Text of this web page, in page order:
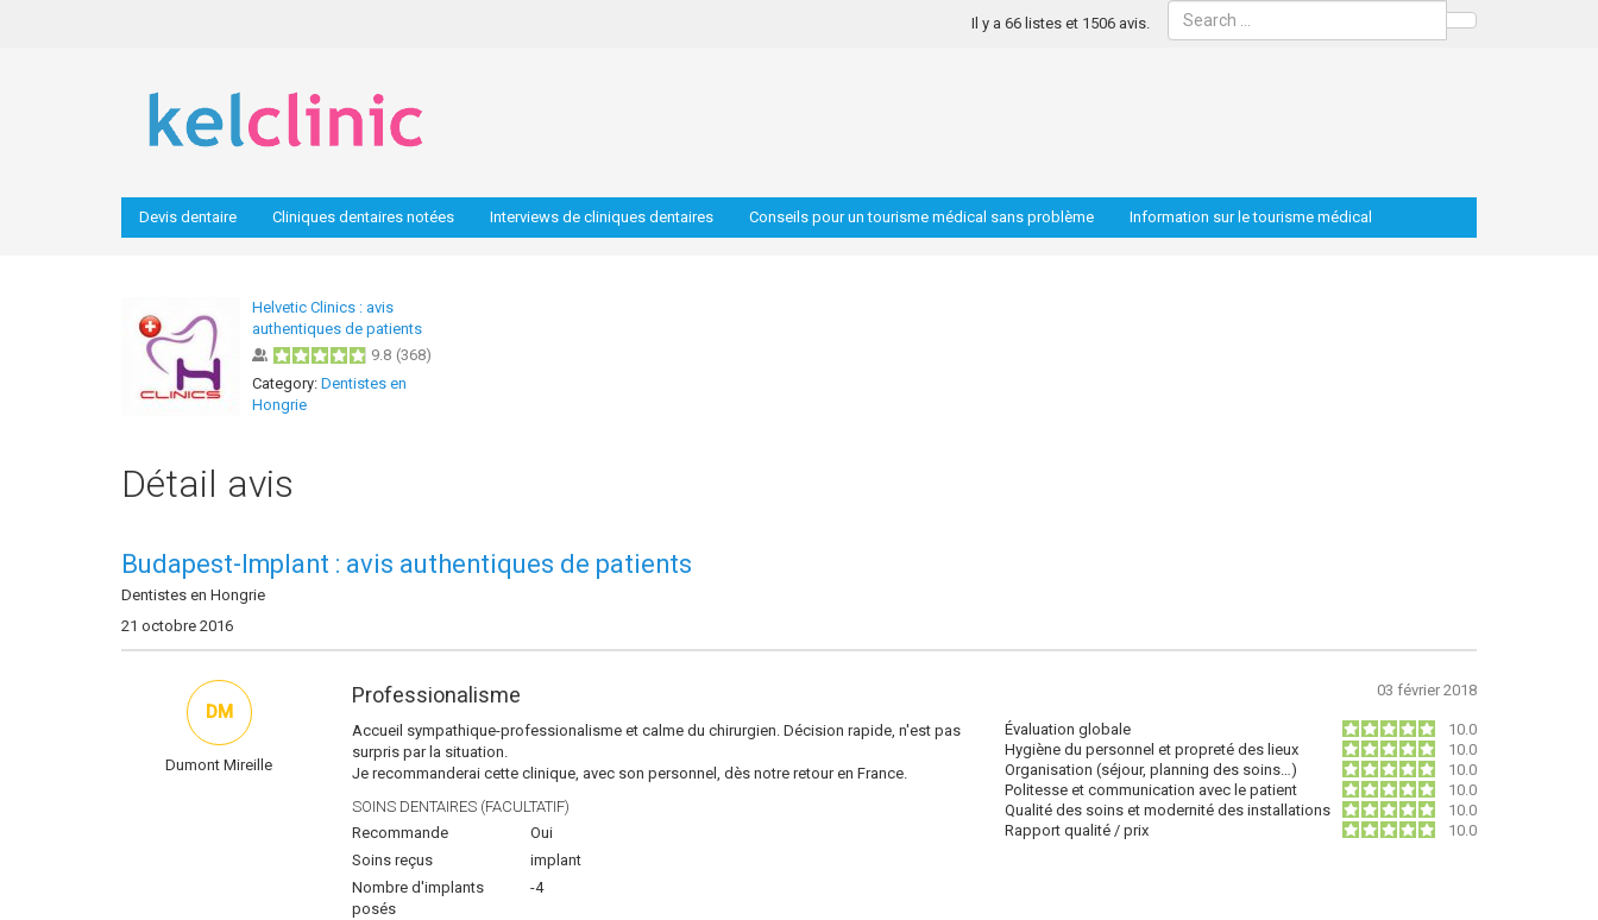
Search
Il y a 66 listes et 1506 avis.
Devis dentaire Cliniques dentaires notées Interviews de cliniques dentaires Conseils pour un tourisme médical sans problème Information sur le tourisme médical
Helvetic Clinics : avis
authentiques de patients
9.8 (368)
Category: Dentistes en
Hongrie
Détail avis
Budapest-Implant : avis authentiques de patients
Dentistes en Hongrie
21 octobre 2016
Professionalisme 03 février 2018
Évaluation globale
10.0
Hygiène du personnel et propreté des lieux
10.0
Organisation (séjour, planning des soins…)
10.0
Politesse et communication avec le patient
10.0
Qualité des soins et modernité des installations
10.0
Rapport qualité / prix
10.0
Accueil sympathique-professionalisme et calme du chirurgien. Décision rapide, n'est pas
surpris par la situation.
Je recommanderai cette clinique, avec son personnel, dès notre retour en France.
SOINS DENTAIRES (FACULTATIF)
Recommande
Oui
Soins reçus
implant
Nombre d'implants
posés
-4
DM
Dumont Mireille